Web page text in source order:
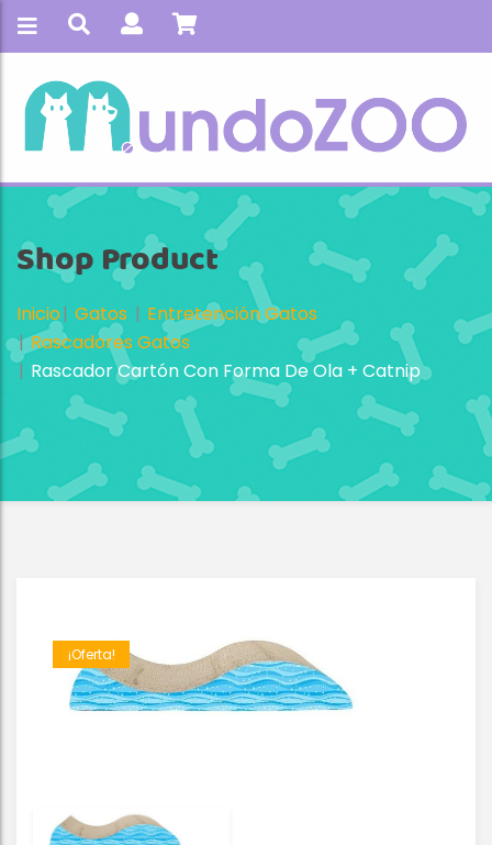
Shop Product
Inicio Gatos
Entretención Gatos
Rascadores Gatos
Rascador Cartón Con Forma De Ola + Catnip
¡Oferta!